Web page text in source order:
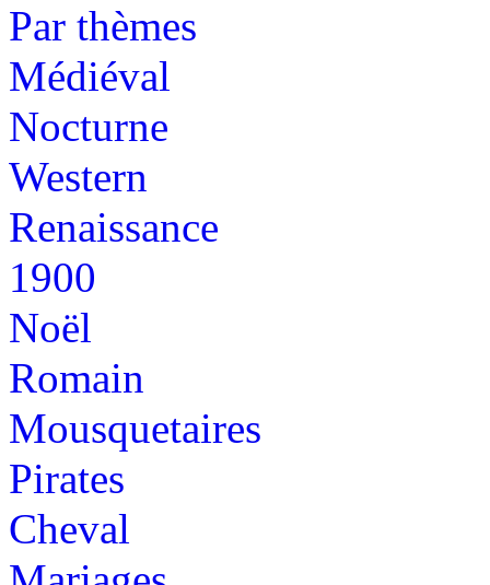
Par thèmes
Médiéval
Nocturne
Western
Renaissance
1900
Noël
Romain
Mousquetaires
Pirates
Cheval